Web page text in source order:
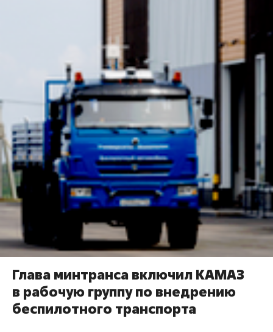
Глава минтранса включил КАМАЗ
в рабочую группу по внедрению
беспилотного транспорта